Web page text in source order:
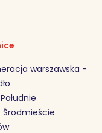
warszawska -
Środmieście